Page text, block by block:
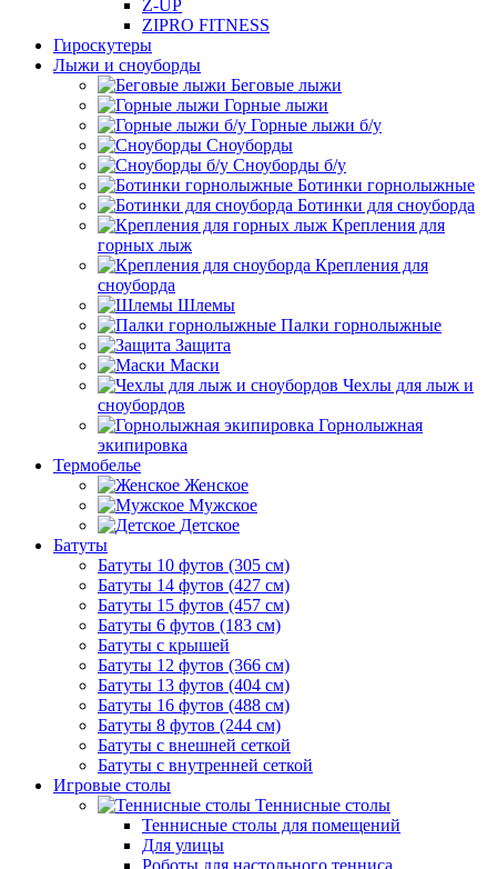
Z-UP
ZIPRO FITNESS
Гироскутеры
Лыжи и сноуборды
Беговые лыжи
Горные лыжи
Горные лыжи б/у
Сноуборды
Сноуборды б/у
Ботинки горнолыжные
Ботинки для сноуборда
Крепления для
горных лыж
Крепления для
сноуборда
Шлемы
Палки горнолыжные
Защита
Маски
Чехлы для лыж и
сноубордов
Горнолыжная
экипировка
Термобелье
Женское
Мужское
Детское
Батуты
Батуты 10 футов (305 см)
Батуты 14 футов (427 см)
Батуты 15 футов (457 см)
Батуты 6 футов (183 см)
Батуты с крышей
Батуты 12 футов (366 см)
Батуты 13 футов (404 см)
Батуты 16 футов (488 см)
Батуты 8 футов (244 см)
Батуты с внешней сеткой
Батуты с внутренней сеткой
Игровые столы
Теннисные столы
Теннисные столы для помещений
Для улицы
Роботы для настольного тенниса